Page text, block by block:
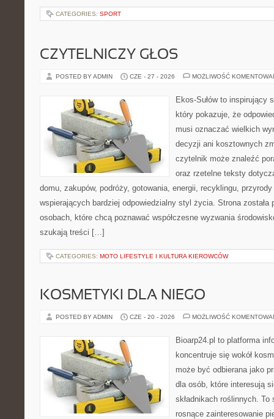
CATEGORIES: SPORT
CZYTELNICZY GŁOS
POSTED BY ADMIN CZE - 27 - 2026 MOŻLIWOŚĆ
Ekos-Sułów to inspirujący
który pokazuje, że
musi oznaczać wielkich
decyzji ani kosztownych
czytelnik może znaleźć
oraz rzetelne teksty
domu, zakupów, podróży, gotowania, energii, recyklingu,
wspierających bardziej odpowiedzialny styl życia. Strona została
osobach, które chcą poznawać współczesne wyzwania
szukają treści […]
CATEGORIES: MOTO LIFESTYLE I KULTURA KIEROWCÓW
KOSMETYKI DLA NIEGO
POSTED BY ADMIN CZE - 20 - 2026 MOŻLIWOŚĆ
Bioarp24.pl to platforma
koncentruje się wokół
może być odbierana jako
dla osób, które interesują
składnikach roślinnych.
rosnące zainteresowanie